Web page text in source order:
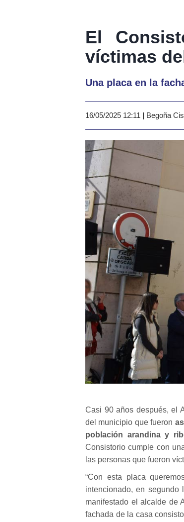
El
víctimas
Una placa en la
16/05/2025 12:11 | Begoña
Casi 90 años después, el
del municipio que fueron
población arandina y
Consistorio cumple con
las personas que fueron
“Con esta placa
intencionado, en segundo
manifestado el alcalde de
fachada de la casa